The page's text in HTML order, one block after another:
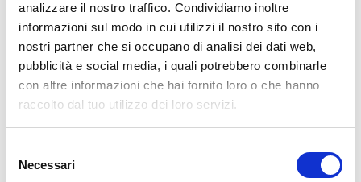
analizzare il nostro traffico. Condividiamo inoltre
informazioni sul modo in cui utilizzi il nostro sito con i
nostri partner che si occupano di analisi dei dati web,
pubblicità e social media, i quali potrebbero combinarle
con altre informazioni che hai fornito loro o che hanno
raccolto dal tuo utilizzo dei loro servizi.
delNecessari
Sconto Radiomamma card: aperitivo drink+piattino 7
euro anziché 10 euro